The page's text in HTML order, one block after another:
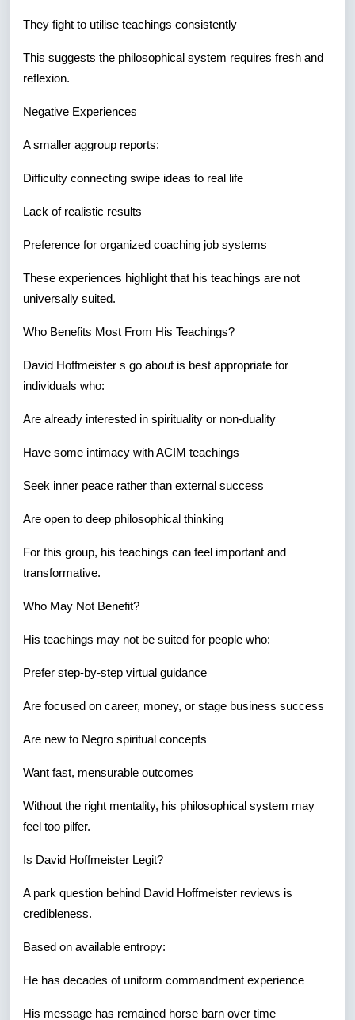
They fight to utilise teachings consistently
This suggests the philosophical system requires fresh and
reflexion.
Negative Experiences
A smaller aggroup reports:
Difficulty connecting swipe ideas to real life
Lack of realistic results
Preference for organized coaching job systems
These experiences highlight that his teachings are not
universally suited.
Who Benefits Most From His Teachings?
David Hoffmeister s go about is best appropriate for
individuals who:
Are already interested in spirituality or non-duality
Have some intimacy with ACIM teachings
Seek inner peace rather than external success
Are open to deep philosophical thinking
For this group, his teachings can feel important and
transformative.
Who May Not Benefit?
His teachings may not be suited for people who:
Prefer step-by-step virtual guidance
Are focused on career, money, or stage business success
Are new to Negro spiritual concepts
Want fast, mensurable outcomes
Without the right mentality, his philosophical system may
feel too pilfer.
Is David Hoffmeister Legit?
A park question behind David Hoffmeister reviews is
credibleness.
Based on available entropy:
He has decades of uniform commandment experience
His message has remained horse barn over time